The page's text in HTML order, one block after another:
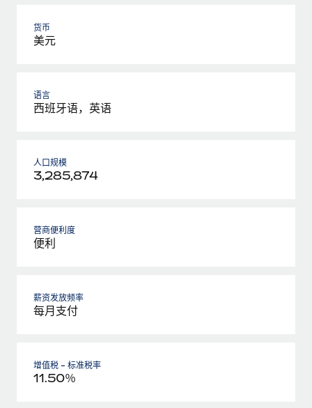
货币
美元
语言
西班牙语，英语
人口规模
3,285,874
营商便利度
便利
薪资发放频率
每月支付
增值税 - 标准税率
11.50％